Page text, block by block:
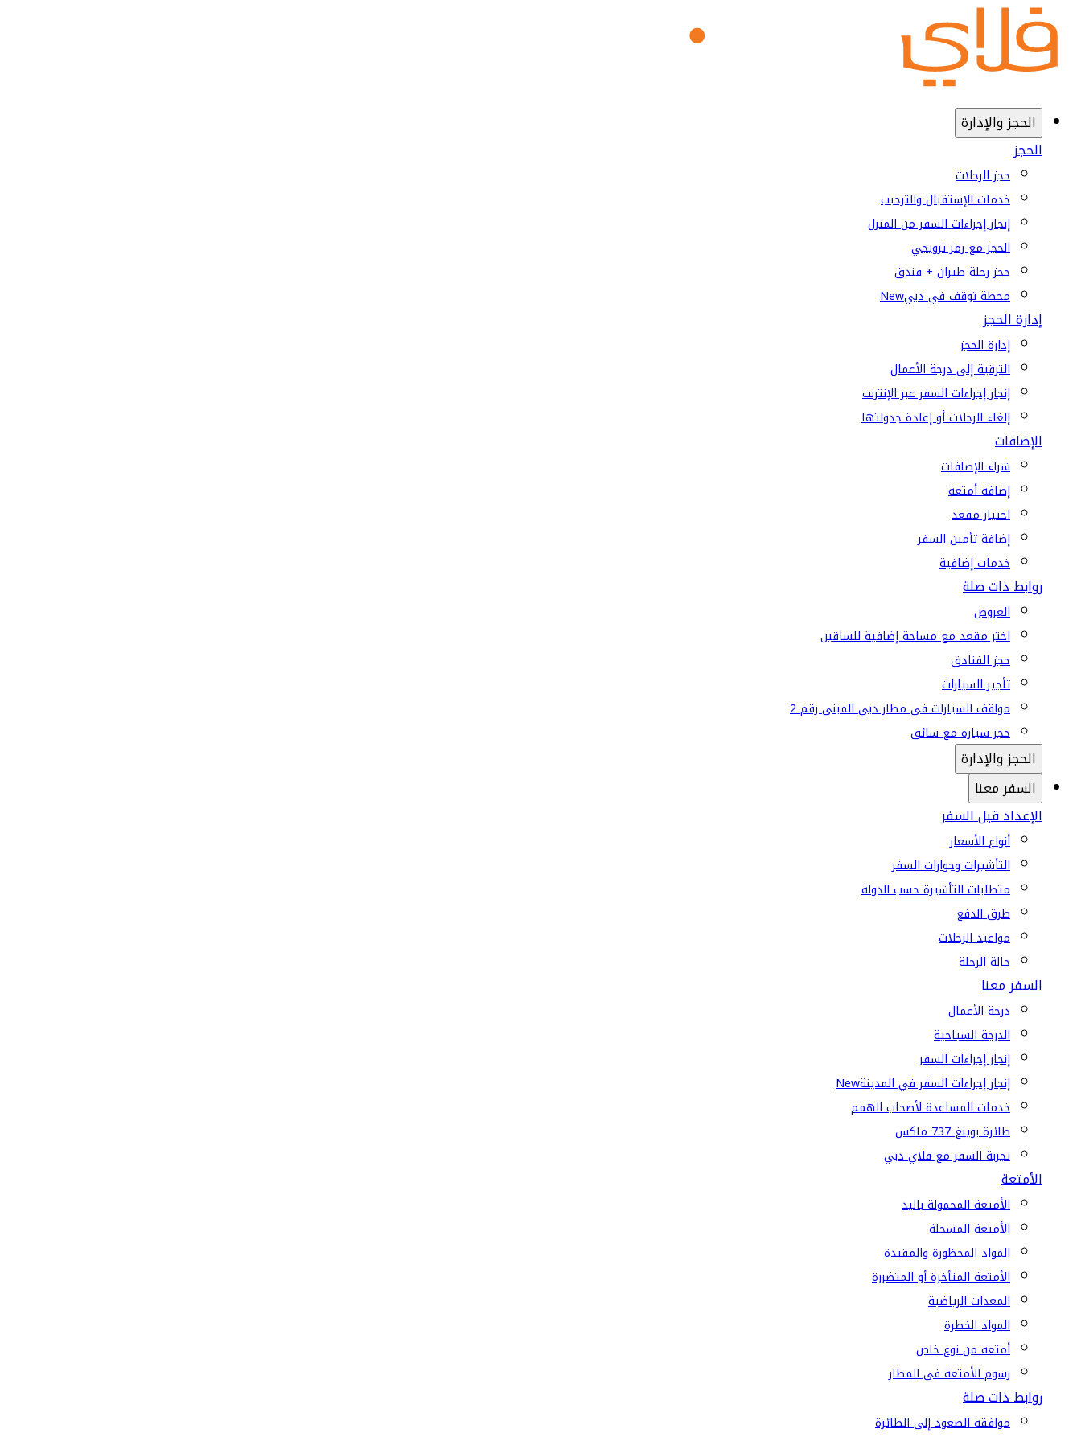
الحجز والإدارة
الحجز
حجز الرحلات
خدمات الإستقبال والترحيب
إنجاز إجراءات السفر من المنزل
الحجز مع رمز ترويجي
حجز رحلة طيران + فندق
محطة توقف في دبيNew
إدارة الحجز
إدارة الحجز
الترقية إلى درجة الأعمال
إنجاز إجراءات السفر عبر الإنترنت
إلغاء الرحلات أو إعادة جدولتها
الإضافات
شراء الإضافات
إضافة أمتعة
اختيار مقعد
إضافة تأمين السفر
خدمات إضافية
روابط ذات صلة
العروض
اختر مقعد مع مساحة إضافية للساقين
حجز الفنادق
تأجير السيارات
مواقف السيارات في مطار دبي المبنى رقم 2
حجز سيارة مع سائق
الحجز والإدارة
السفر معنا
الإعداد قبل السفر
أنواع الأسعار
التأشيرات وجوازات السفر
متطلبات التأشيرة حسب الدولة
طرق الدفع
مواعيد الرحلات
حالة الرحلة
السفر معنا
درجة الأعمال
الدرجة السياحية
إنجاز إجراءات السفر
إنجاز إجراءات السفر في المدينةNew
خدمات المساعدة لأصحاب الهمم
طائرة بوينغ 737 ماكس
تجربة السفر مع فلاي دبي
الأمتعة
الأمتعة المحمولة باليد
الأمتعة المسجلة
المواد المحظورة والمقيدة
الأمتعة المتأخرة أو المتضررة
المعدات الرياضية
المواد الخطرة
أمتعة من نوع خاص
رسوم الأمتعة في المطار
روابط ذات صلة
موافقة الصعود إلى الطائرة